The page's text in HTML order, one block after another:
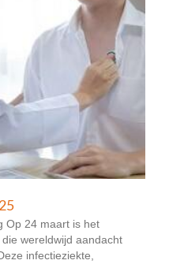
Op 24 maart is het
wereldwijd aandacht
infectieziekte,